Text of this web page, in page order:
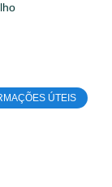
ÚTEIS